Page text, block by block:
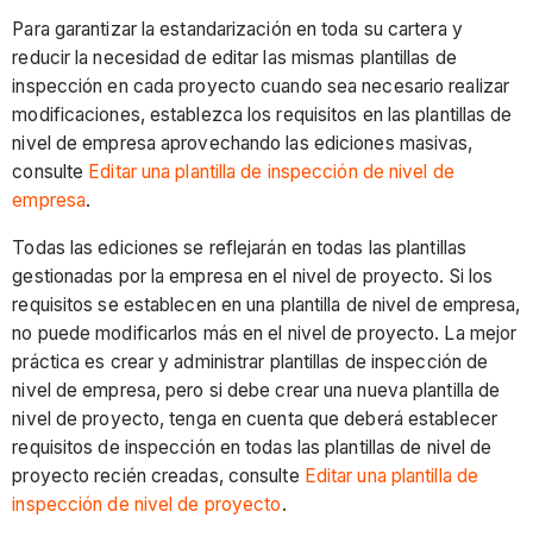
inspección?
¿Qué
sucederá
si
habilito
la
función
de
nivel
de
proyecto
"Obligar
al
usuario
a
crear
una
Para garantizar la estandarización en toda su cartera y
reducir la necesidad de editar las mismas plantillas de
inspección en cada proyecto cuando sea necesario realizar
modificaciones, establezca los requisitos en las plantillas de
nivel de empresa aprovechando las ediciones masivas,
consulte Editar una plantilla de inspección de nivel de
empresa.
Todas las ediciones se reflejarán en todas las plantillas
gestionadas por la empresa en el nivel de proyecto. Si los
requisitos se establecen en una plantilla de nivel de empresa,
no puede modificarlos más en el nivel de proyecto. La mejor
práctica es crear y administrar plantillas de inspección de
nivel de empresa, pero si debe crear una nueva plantilla de
nivel de proyecto, tenga en cuenta que deberá establecer
requisitos de inspección en todas las plantillas de nivel de
proyecto recién creadas, consulte Editar una plantilla de
inspección de nivel de proyecto.